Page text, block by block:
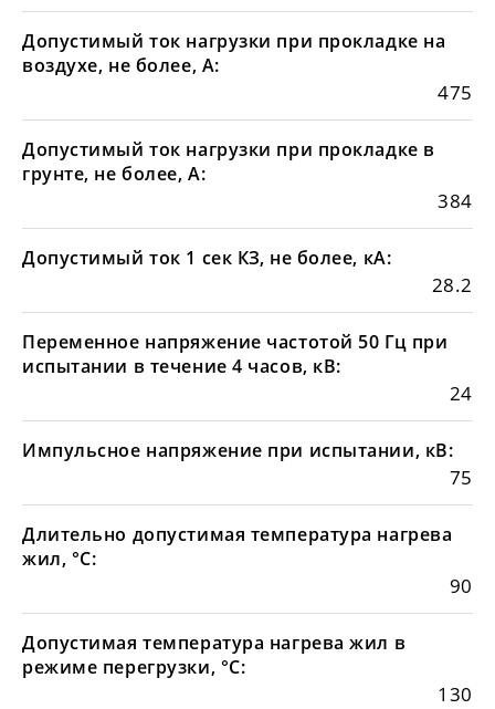
Допустимый ток нагрузки при прокладке на
воздухе, не более, А:
475
Допустимый ток нагрузки при прокладке в
грунте, не более, А:
384
Допустимый ток 1 сек КЗ, не более, кА:
28.2
Переменное напряжение частотой 50 Гц при
испытании в течение 4 часов, кВ:
24
Импульсное напряжение при испытании, кВ:
75
Длительно допустимая температура нагрева
жил, °С:
90
Допустимая температура нагрева жил в
режиме перегрузки, °С:
130